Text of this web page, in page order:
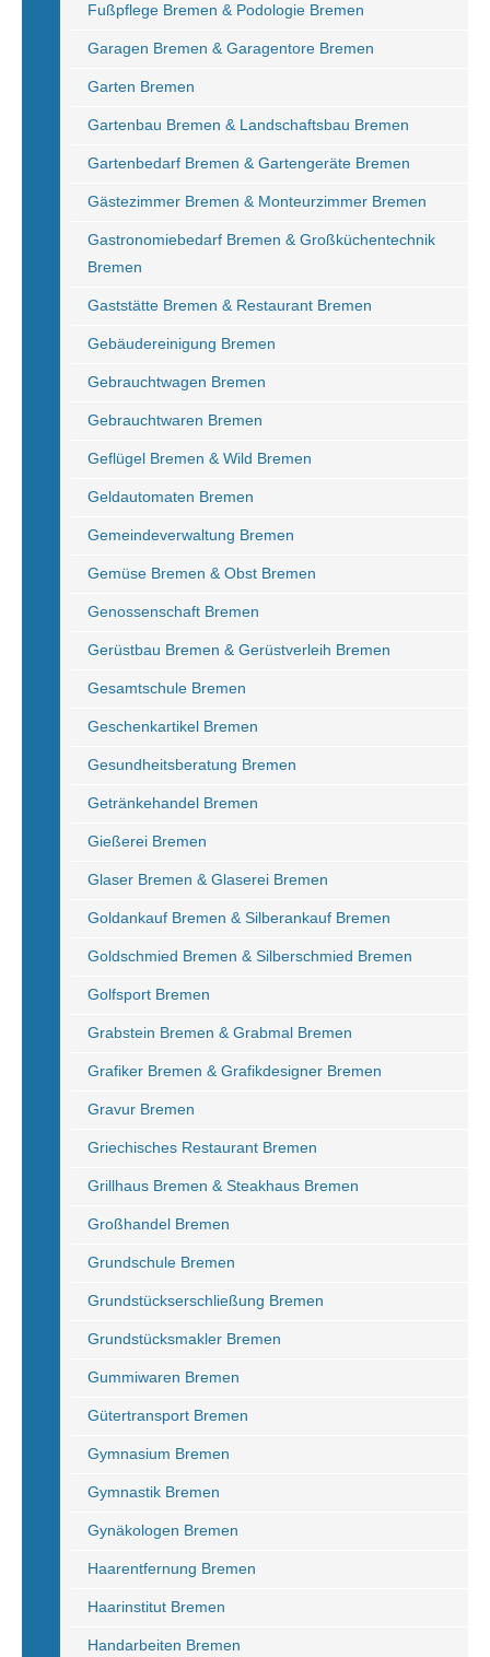
Fußpflege Bremen & Podologie Bremen
Garagen Bremen & Garagentore Bremen
Garten Bremen
Gartenbau Bremen & Landschaftsbau Bremen
Gartenbedarf Bremen & Gartengeräte Bremen
Gästezimmer Bremen & Monteurzimmer Bremen
Gastronomiebedarf Bremen & Großküchentechnik
Bremen
Gaststätte Bremen & Restaurant Bremen
Gebäudereinigung Bremen
Gebrauchtwagen Bremen
Gebrauchtwaren Bremen
Geflügel Bremen & Wild Bremen
Geldautomaten Bremen
Gemeindeverwaltung Bremen
Gemüse Bremen & Obst Bremen
Genossenschaft Bremen
Gerüstbau Bremen & Gerüstverleih Bremen
Gesamtschule Bremen
Geschenkartikel Bremen
Gesundheitsberatung Bremen
Getränkehandel Bremen
Gießerei Bremen
Glaser Bremen & Glaserei Bremen
Goldankauf Bremen & Silberankauf Bremen
Goldschmied Bremen & Silberschmied Bremen
Golfsport Bremen
Grabstein Bremen & Grabmal Bremen
Grafiker Bremen & Grafikdesigner Bremen
Gravur Bremen
Griechisches Restaurant Bremen
Grillhaus Bremen & Steakhaus Bremen
Großhandel Bremen
Grundschule Bremen
Grundstückserschließung Bremen
Grundstücksmakler Bremen
Gummiwaren Bremen
Gütertransport Bremen
Gymnasium Bremen
Gymnastik Bremen
Gynäkologen Bremen
Haarentfernung Bremen
Haarinstitut Bremen
Handarbeiten Bremen